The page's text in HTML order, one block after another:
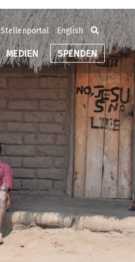
Stellenportal English
MEDIEN SPENDEN